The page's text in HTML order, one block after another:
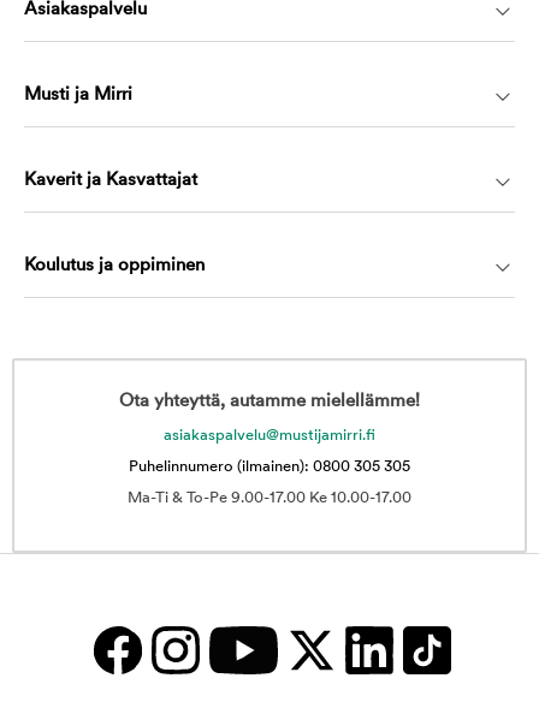
Asiakaspalvelu
Musti ja Mirri
Kaverit ja Kasvattajat
Koulutus ja oppiminen
Ota yhteyttä, autamme mielellämme!
asiakaspalvelu@mustijamirri.fi
Puhelinnumero (ilmainen): 0800 305 305
Ma-Ti & To-Pe 9.00-17.00 Ke 10.00-17.00